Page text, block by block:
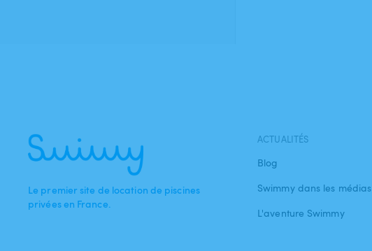
Le premier site de location de piscines
privées en France.
ACTUALITÉS
Blog
Swimmy dans les médias
L'aventure Swimmy